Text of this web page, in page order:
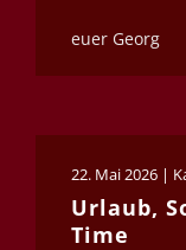
euer Georg
22. Mai 2026 |
Urlaub,
Time